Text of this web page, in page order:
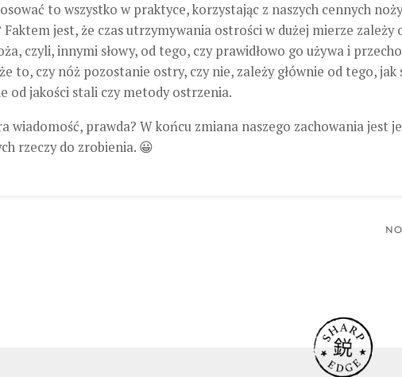
to wszystko w praktyce, korzystając z naszych cennych noży
Faktem jest, że czas utrzymywania ostrości w dużej mierze zależy
czyli, innymi słowy, od tego, czy prawidłowo go używa i
to, czy nóż pozostanie ostry, czy nie, zależy głównie od tego, jak
od jakości stali czy metody ostrzenia.
wiadomość, prawda? W końcu zmiana naszego zachowania jest
rzeczy do zrobienia. 😀